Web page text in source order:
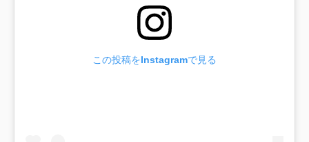
この投稿をInstagramで見る